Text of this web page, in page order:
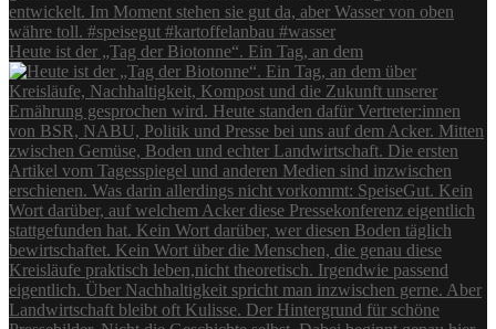
Heute ist der „Tag der Biotonne“. Ein Tag, an dem